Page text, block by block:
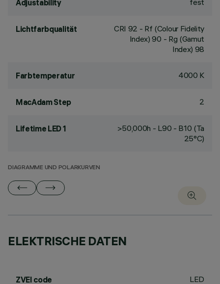
Adjustability fest
Lichtfarbqualität CRI 92 - Rf (Colour Fidelity
Index) 90 - Rg (Gamut
Index) 98
Farbtemperatur 4000 K
MacAdam Step 2
Lifetime LED 1
>50,000h - L90 - B10 (Ta
25°C)
DIAGRAMME UND POLARKURVEN
ELEKTRISCHE DATEN
ZVEI code LED